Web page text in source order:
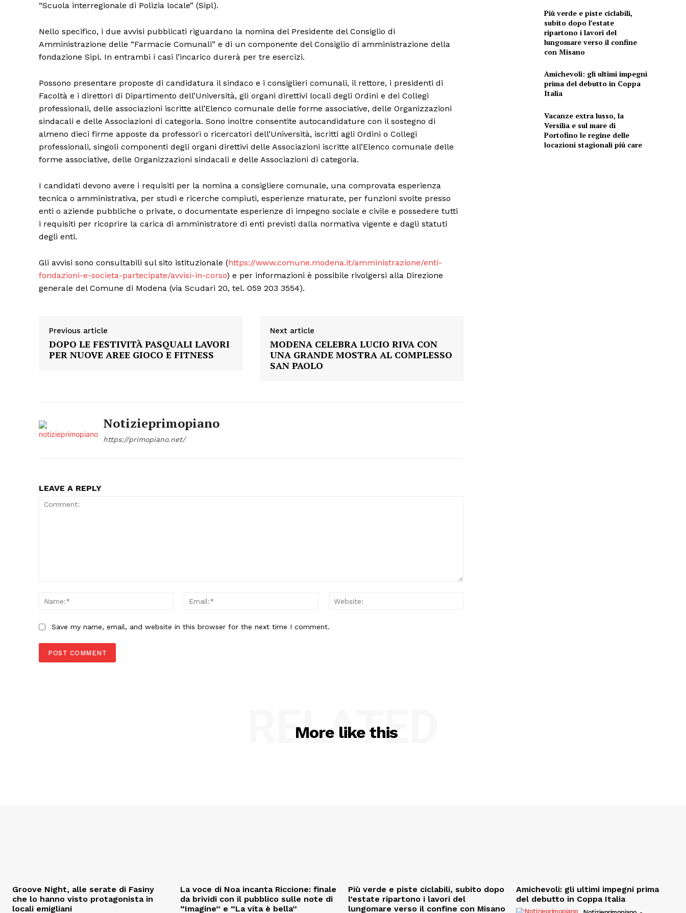
“Scuola interregionale di Polizia locale” (Sipl).
Nello specifico, i due avvisi pubblicati riguardano la nomina del Presidente del Consiglio di
Amministrazione delle “Farmacie Comunali” e di un componente del Consiglio di amministrazione della
fondazione Sipl. In entrambi i casi l’incarico durerà per tre esercizi.
Possono presentare proposte di candidatura il sindaco e i consiglieri comunali, il rettore, i presidenti di
Facoltà e i direttori di Dipartimento dell’Università, gli organi direttivi locali degli Ordini e dei Collegi
professionali, delle associazioni iscritte all’Elenco comunale delle forme associative, delle Organizzazioni
sindacali e delle Associazioni di categoria. Sono inoltre consentite autocandidature con il sostegno di
almeno dieci firme apposte da professori o ricercatori dell’Università, iscritti agli Ordini o Collegi
professionali, singoli componenti degli organi direttivi delle Associazioni iscritte all’Elenco comunale delle
forme associative, delle Organizzazioni sindacali e delle Associazioni di categoria.
I candidati devono avere i requisiti per la nomina a consigliere comunale, una comprovata esperienza
tecnica o amministrativa, per studi e ricerche compiuti, esperienze maturate, per funzioni svolte presso
enti o aziende pubbliche o private, o documentate esperienze di impegno sociale e civile e possedere tutti
i requisiti per ricoprire la carica di amministratore di enti previsti dalla normativa vigente e dagli statuti
degli enti.
Gli avvisi sono consultabili sul sito istituzionale (https://www.comune.modena.it/amministrazione/enti-
fondazioni-e-societa-partecipate/avvisi-in-corso) e per informazioni è possibile rivolgersi alla Direzione
generale del Comune di Modena (via Scudari 20, tel. 059 203 3554).
Previous article
DOPO LE FESTIVITÀ PASQUALI LAVORI
PER NUOVE AREE GIOCO E FITNESS
Next article
MODENA CELEBRA LUCIO RIVA CON
UNA GRANDE MOSTRA AL COMPLESSO
SAN PAOLO
Notizieprimopiano
https://primopiano.net/
LEAVE A REPLY
Name:*
Email:*
Save my name, email, and website in this browser for the next time I comment.
Più verde e piste ciclabili,
subito dopo l’estate
ripartono i lavori del
lungomare verso il confine
con Misano
Amichevoli: gli ultimi impegni
prima del debutto in Coppa
Italia
Vacanze extra lusso, la
Versilia e sul mare di
Portofino le regine delle
locazioni stagionali più care
More like this
RELATED
Groove Night, alle serate di Fasiny
che lo hanno visto protagonista in
locali emigliani
La voce di Noa incanta Riccione: finale
da brividi con il pubblico sulle note di
“Imagine” e “La vita è bella”
Più verde e piste ciclabili, subito dopo
l’estate ripartono i lavori del
lungomare verso il confine con Misano
Amichevoli: gli ultimi impegni prima
del debutto in Coppa Italia